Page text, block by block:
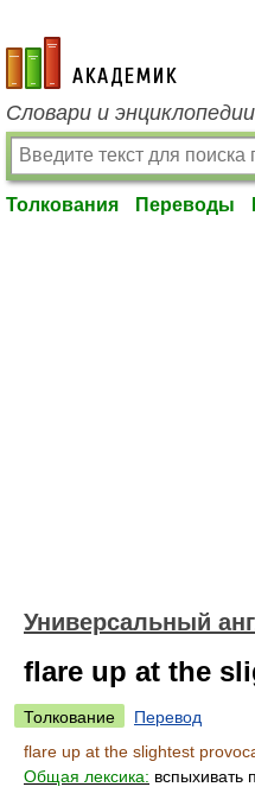
academic.ru
Словари и
Толкования Переводы
Универсальный
flare up at the
Толкование
Перевод
flare up at the slightest
Общая лексика: вспыхивать